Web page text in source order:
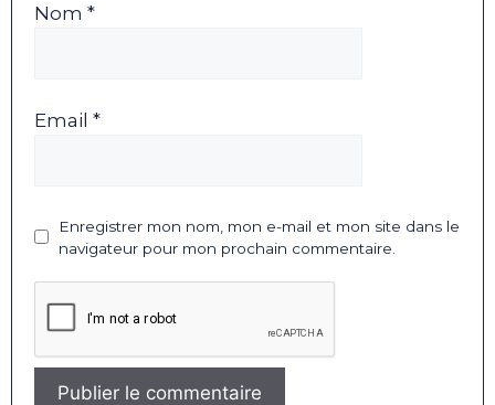
Nom *
Email *
Enregistrer mon nom, mon e-mail et mon site dans le
navigateur pour mon prochain commentaire.